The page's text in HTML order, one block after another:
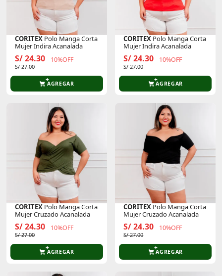
CORITEX Polo Manga Corta
Mujer Indira Acanalada
S/ 24.30 10%OFF
S/ 27.00
AGREGAR
CORITEX Polo Manga Corta
Mujer Indira Acanalada
S/ 24.30 10%OFF
S/ 27.00
AGREGAR
CORITEX Polo Manga Corta
Mujer Cruzado Acanalada
S/ 24.30 10%OFF
S/ 27.00
AGREGAR
CORITEX Polo Manga Corta
Mujer Cruzado Acanalada
S/ 24.30 10%OFF
S/ 27.00
AGREGAR